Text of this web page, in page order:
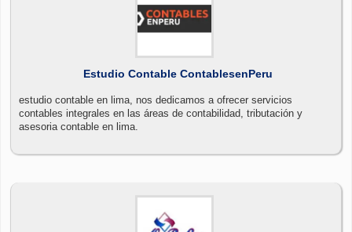
Estudio Contable ContablesenPeru
estudio contable en lima, nos dedicamos a ofrecer servicios
contables integrales en las áreas de contabilidad, tributación y
asesoria contable en lima.